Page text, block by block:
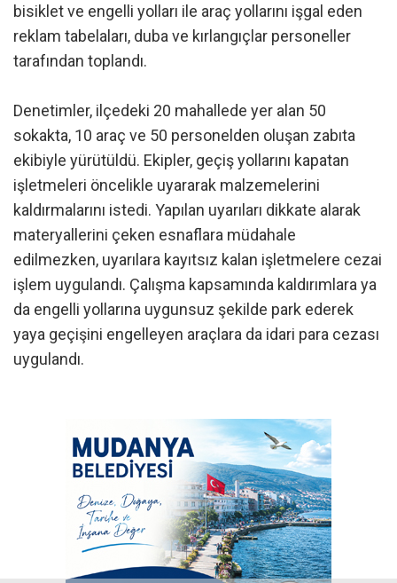
bisiklet ve engelli yolları ile araç yollarını işgal eden
reklam tabelaları, duba ve kırlangıçlar personeller
tarafından toplandı.
Denetimler, ilçedeki 20 mahallede yer alan 50
sokakta, 10 araç ve 50 personelden oluşan zabıta
ekibiyle yürütüldü. Ekipler, geçiş yollarını kapatan
işletmeleri öncelikle uyararak malzemelerini
kaldırmalarını istedi. Yapılan uyarıları dikkate alarak
materyallerini çeken esnaflara müdahale
edilmezken, uyarılara kayıtsız kalan işletmelere cezai
işlem uygulandı. Çalışma kapsamında kaldırımlara ya
da engelli yollarına uygunsuz şekilde park ederek
yaya geçişini engelleyen araçlara da idari para cezası
uygulandı.